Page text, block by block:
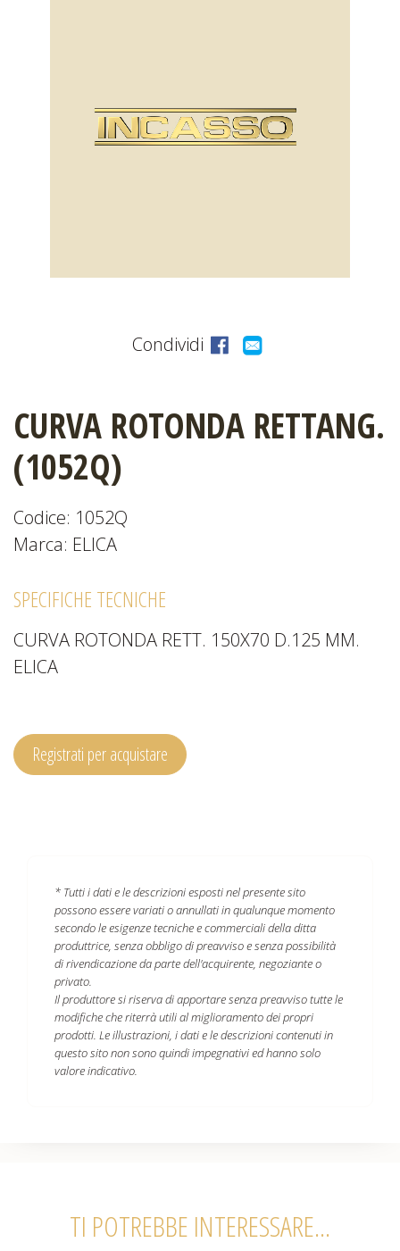
CATALOGHI
EVENTI
NEWS
Condividi
CURVA ROTONDA RETTANG.
(1052Q)
Codice: 1052Q
Marca: ELICA
SPECIFICHE TECNICHE
CURVA ROTONDA RETT. 150X70 D.125 MM.
ELICA
Registrati per acquistare
* Tutti i dati e le descrizioni esposti nel presente sito
possono essere variati o annullati in qualunque momento
secondo le esigenze tecniche e commerciali della ditta
produttrice, senza obbligo di preavviso e senza possibilità
di rivendicazione da parte dell'acquirente, negoziante o
privato.
Il produttore si riserva di apportare senza preavviso tutte le
modifiche che riterrà utili al miglioramento dei propri
prodotti. Le illustrazioni, i dati e le descrizioni contenuti in
questo sito non sono quindi impegnativi ed hanno solo
valore indicativo.
TI POTREBBE INTERESSARE...